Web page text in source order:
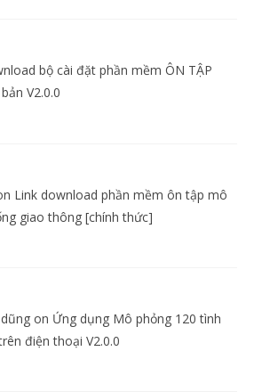
bộ cài đặt phần mềm ÔN TẬP
V2.0.0
Link download phần mềm ôn tập mô
giao thông [chính thức]
on Ứng dụng Mô phỏng 120 tình
điện thoại V2.0.0